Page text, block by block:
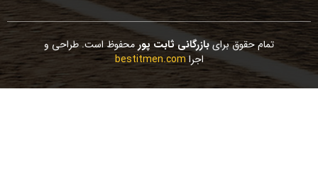
تمام حقوق برایبازرگانی ثابت پور محفوظ است. طراحی و
اجرا bestitmen.com